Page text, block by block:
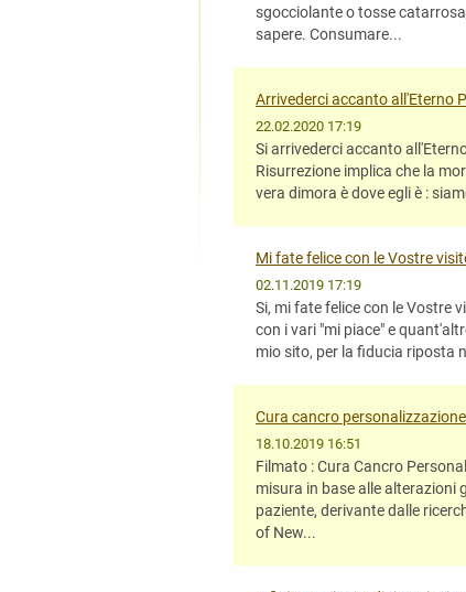
sgocciolante o tosse
sapere. Consumare...
Arrivederci accanto all'Eterno
22.02.2020 17:19
Si arrivederci accanto
Risurrezione implica che la
vera dimora è dove egli è :
Mi fate felice con le Vostre
02.11.2019 17:19
Si, mi fate felice con le Vostre
con i vari "mi piace" e
mio sito, per la fiducia riposta
Cura cancro
18.10.2019 16:51
Filmato : Cura Cancro
misura in base alle alterazioni
paziente, derivante dalle
of New...